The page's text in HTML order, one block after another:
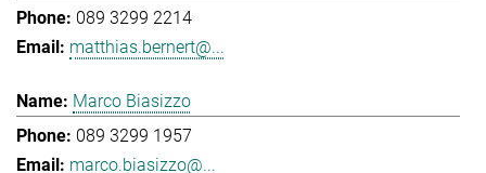
089 3299 2214
matthias.bernert@...
Marco Biasizzo
089 3299 1957
marco.biasizzo@...